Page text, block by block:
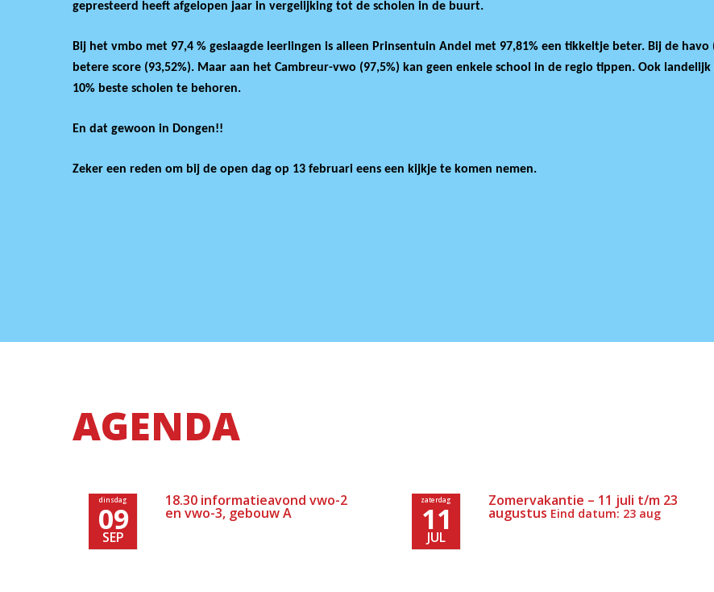
Voer je zoekopdracht in en druk op enter.
gepresteerd heeft afgelopen jaar in vergelijking tot de scholen in de buurt.
Bij het vmbo met 97,4 % geslaagde leerlingen is alleen Prinsentuin Andel met 97,81% een tikkeltje beter. Bij de
betere score (93,52%). Maar aan het Cambreur-vwo (97,5%) kan geen enkele school in de regio tippen. Ook
10% beste scholen te behoren.
En dat gewoon in Dongen!!
Zeker een reden om bij de open dag op 13 februari eens een kijkje te komen nemen.
AGENDA
dinsdag
09
SEP
18.30 informatieavond vwo-2
en vwo-3, gebouw A
zaterdag
11
JUL
Zomervakantie – 11 juli t/m 23
augustus Eind datum: 23 aug